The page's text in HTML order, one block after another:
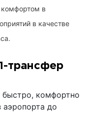
комфортом в
в качестве
трансфер
комфортно
аэропорта до